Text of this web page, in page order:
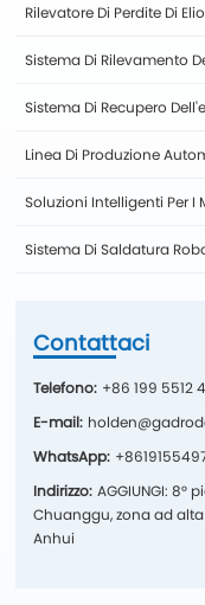
Rilevatore Di Perdite Di Elio
Sistema Di Rilevamento
Sistema Di Recupero
Linea Di Produzione
Soluzioni Intelligenti Per I
Sistema Di Saldatura
Contattaci
Telefono: +86 199 5512
E-mail:
WhatsApp:
Indirizzo: AGGIUNGI: 8°
Chuanggu, zona ad
Anhui